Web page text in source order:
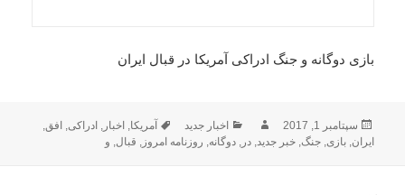
بازی دوگانه و جنگ ادراکی آمریکا در قبال ایران
ارسال
شده
سپتامبر 1, 2017 نویسندهدسته‌ها
اخبار جدید برچسب‌ها
آمریکا, اخبار, ادراکی, افق,
ایران,بازی,جنگ,خبر جدید,در,دوگانه, روزنامه امروز, قبال, و